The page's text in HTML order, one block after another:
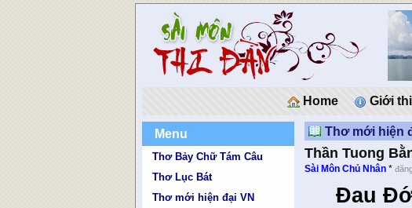
Home Giới
Menu
Thơ Bảy Chữ Tám Câu
Thơ Lục Bát
Thơ mới hiện đại VN
Thơ mới hiện
Thần Tuong
Sài Môn Chủ Nhân *
Đau